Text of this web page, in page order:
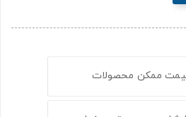
قیمت ممکن محصولات